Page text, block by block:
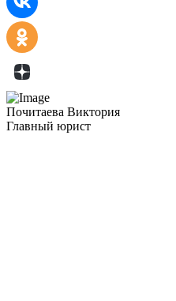
Почитаева Виктория
Главный юрист